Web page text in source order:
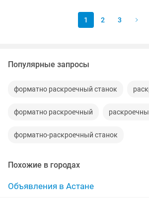
1 2 3
Популярные запросы
форматно раскроечный станок
форматно раскроечный
форматно-раскроечный станок
Похожие в городах
Объявления в Астане